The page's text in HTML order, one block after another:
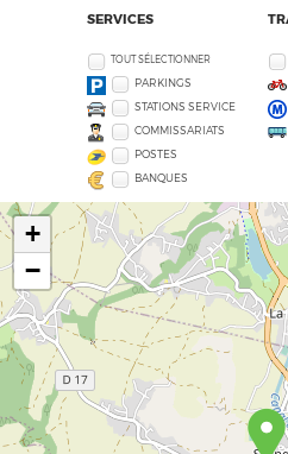
SERVICES
TOUT SÉLECTIONNER
PARKINGS
STATIONS SERVICE
COMMISSARIATS
POSTES
BANQUES
+
−